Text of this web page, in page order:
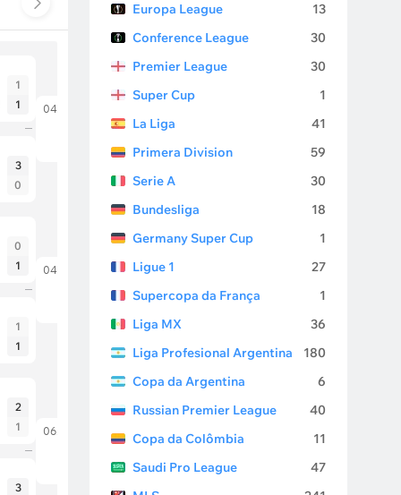
1
1
3
0
0
1
1
1
2
1
3
04.07.26
04.07.26
06.07.26
Europa League
13
Conference League
30
Premier League
30
Super Cup
1
La Liga
41
Primera Division
59
Serie A
30
Bundesliga
18
Germany Super Cup
1
Ligue 1
27
Supercopa da França
1
Liga MX
36
Liga Profesional Argentina
180
Copa da Argentina
6
Russian Premier League
40
Copa da Colômbia
11
Saudi Pro League
47